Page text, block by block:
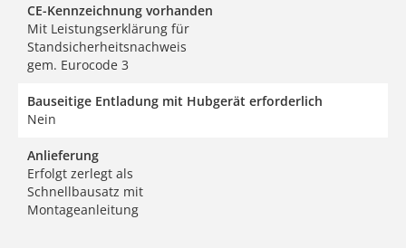
CE-Kennzeichnung vorhanden
Mit Leistungserklärung für
Standsicherheitsnachweis
gem. Eurocode 3
Bauseitige Entladung mit Hubgerät erforderlich
Nein
Anlieferung
Erfolgt zerlegt als
Schnellbausatz mit
Montageanleitung